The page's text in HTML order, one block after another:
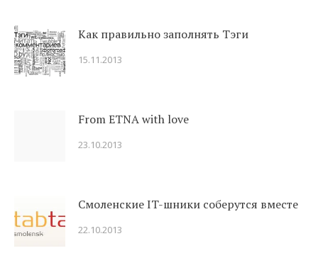
Как правильно заполнять Тэги
15.11.2013
From ETNA with love
23.10.2013
Смоленские IT-шники соберутся вместе
22.10.2013